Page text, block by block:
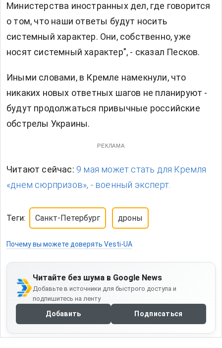
Министерства иностранных дел, где говорится
о том, что наши ответы будут носить
системный характер. Они, собственно, уже
носят системный характер", - сказал Песков.
Иными словами, в Кремле намекнули, что
никаких новых ответных шагов не планируют -
будут продолжаться привычные российские
обстрелы Украины.
РЕКЛАМА
Читают сейчас: 9 мая может стать для Кремля
«днем сюрпризов», - военный эксперт.
Теги: Санкт-Петербург дроны
Почему вы можете доверять Vesti-UA
Читайте без шума в Google News
Добавьте в источники для быстрого доступа и
подпишитесь на ленту
Добавить Подписаться